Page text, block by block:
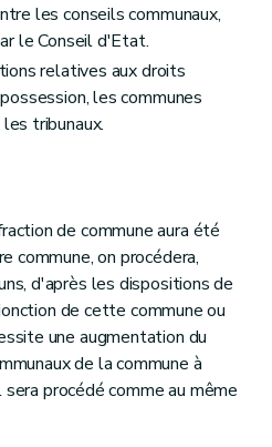
– Décret du 8 décembre 2005, art. 15) . - Traitement et costume des bourgmestre et échevins
15
16
17
18
– Décret du 8 décembre 2005, art. 15) . - Réunions et délibérations du (collège communal)
– Décret du 8 décembre 2005, art. 15) . - Attributions du (collège communal)
23
24
25
26
27
28
– Décret du 8 décembre 2005, art. 15) . - Attributions du bourgmestre
29
les conseils communaux,
le Conseil d'Etat.
relatives aux droits
les communes
tribunaux.
de commune aura été
commune, on procédera,
d'après les dispositions de
de cette commune ou
une augmentation du
de la commune à
procédé comme au même